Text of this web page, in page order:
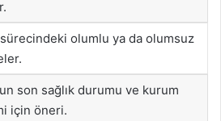
olumlu ya da olumsuz
son sağlık durumu ve kurum
için öneri.